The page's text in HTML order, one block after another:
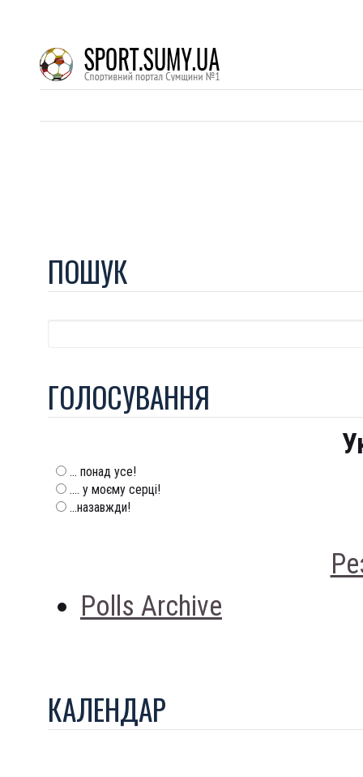
ПОШУК
ГОЛОСУВАННЯ
... понад усе!
.... у моєму серці!
...назавжди!
Polls Archive
КАЛЕНДАР